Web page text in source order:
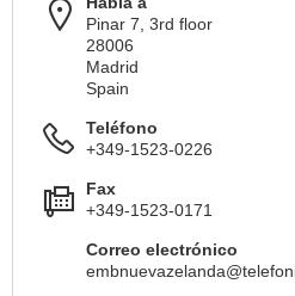
Pinar 7, 3rd floor
28006
Madrid
Spain
Teléfono
+349-1523-0226
Fax
+349-1523-0171
Correo electrónico